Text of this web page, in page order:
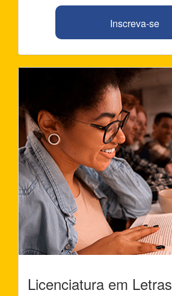
Inscreva-se
Licenciatura em Letras